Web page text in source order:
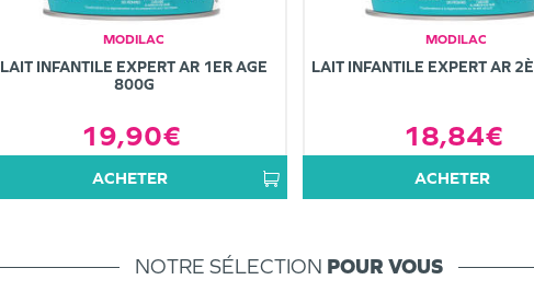
MODILAC
LAIT INFANTILE EXPERT AR 1ER AGE
800G
19,90€
ACHETER
MODILAC
LAIT INFANTILE EXPERT AR
18,84€
ACHETER
NOTRE SÉLECTION POUR VOUS